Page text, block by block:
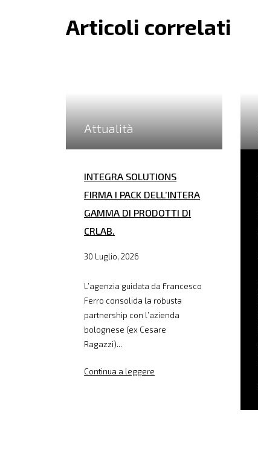
Articoli correlati
Attualità
INTEGRA SOLUTIONS
FIRMA I PACK DELL’INTERA
GAMMA DI PRODOTTI DI
CRLAB.
30 Luglio, 2026
L’agenzia guidata da Francesco
Ferro consolida la robusta
partnership con l’azienda
bolognese (ex Cesare
Ragazzi)...
Continua a leggere